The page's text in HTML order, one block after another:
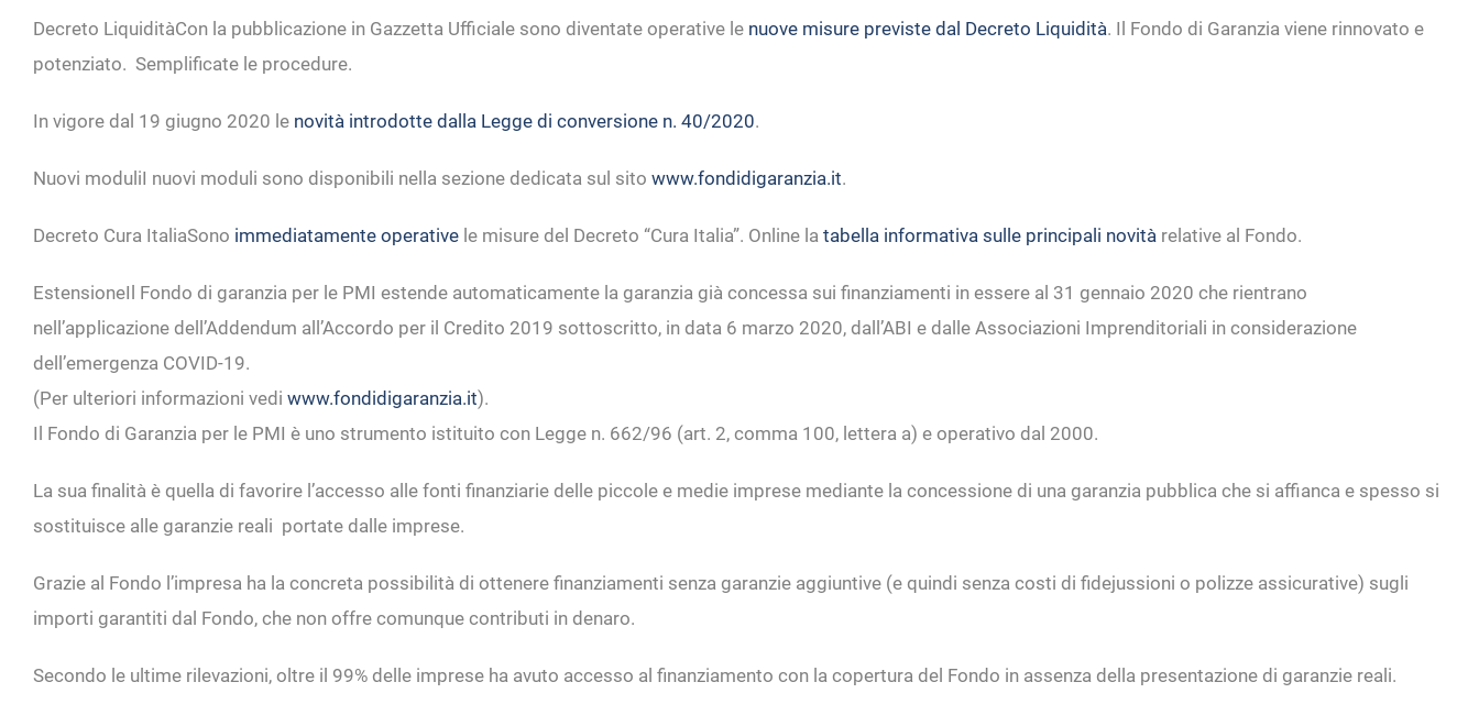
Decreto LiquiditàCon la pubblicazione in Gazzetta Ufficiale sono diventate operative le nuove misure previste dal Decreto Liquidità. Il Fondo di Garanzia viene rinnovato e
potenziato. Semplificate le procedure.
In vigore dal 19 giugno 2020 le novità introdotte dalla Legge di conversione n. 40/2020.
Nuovi moduliI nuovi moduli sono disponibili nella sezione dedicata sul sito www.fondidigaranzia.it.
Decreto Cura ItaliaSono immediatamente operative le misure del Decreto “Cura Italia”. Online la tabella informativa sulle principali novità relative al Fondo.
EstensioneIl Fondo di garanzia per le PMI estende automaticamente la garanzia già concessa sui finanziamenti in essere al 31 gennaio 2020 che rientrano
nell’applicazione dell’Addendum all’Accordo per il Credito 2019 sottoscritto, in data 6 marzo 2020, dall’ABI e dalle Associazioni Imprenditoriali in considerazione
dell’emergenza COVID-19.
(Per ulteriori informazioni vedi www.fondidigaranzia.it).
Il Fondo di Garanzia per le PMI è uno strumento istituito con Legge n. 662/96 (art. 2, comma 100, lettera a) e operativo dal 2000.
La sua finalità è quella di favorire l’accesso alle fonti finanziarie delle piccole e medie imprese mediante la concessione di una garanzia pubblica che si affianca e spesso si
sostituisce alle garanzie reali portate dalle imprese.
Grazie al Fondo l’impresa ha la concreta possibilità di ottenere finanziamenti senza garanzie aggiuntive (e quindi senza costi di fidejussioni o polizze assicurative) sugli
importi garantiti dal Fondo, che non offre comunque contributi in denaro.
Secondo le ultime rilevazioni, oltre il 99% delle imprese ha avuto accesso al finanziamento con la copertura del Fondo in assenza della presentazione di garanzie reali.